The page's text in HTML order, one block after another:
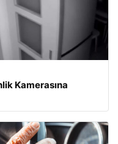
Kamerasına